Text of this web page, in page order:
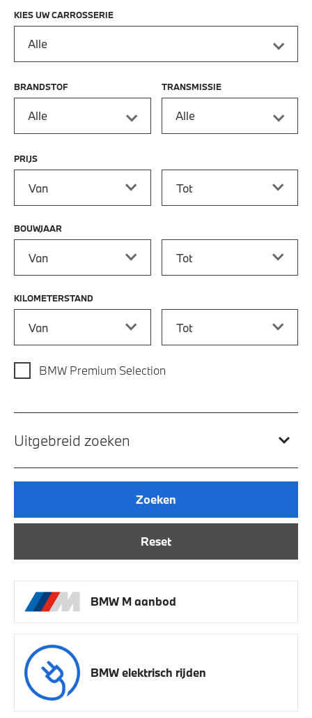
KIES UW CARROSSERIE
Alle
BRANDSTOF
Alle
TRANSMISSIE
Alle
PRIJS
BOUWJAAR
KILOMETERSTAND
BMW Premium Selection
Uitgebreid zoeken
Reset
Zoeken
BMW M aanbod
BMW elektrisch rijden